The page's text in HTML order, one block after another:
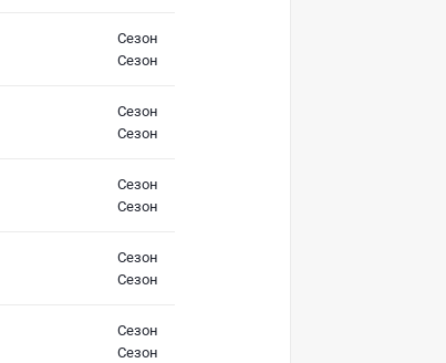
Сезон
Сезон
Сезон
Сезон
Сезон
Сезон
Сезон
Сезон
Сезон
Сезон